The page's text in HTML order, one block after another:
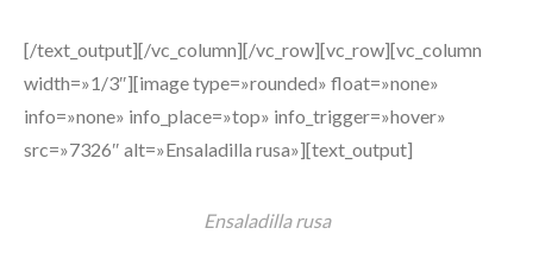
[/text_output][/vc_column][/vc_row][vc_row][vc_column
width=»1/3″][image type=»rounded» float=»none»
info=»none» info_place=»top» info_trigger=»hover»
src=»7326″ alt=»Ensaladilla rusa»][text_output]
Ensaladilla rusa